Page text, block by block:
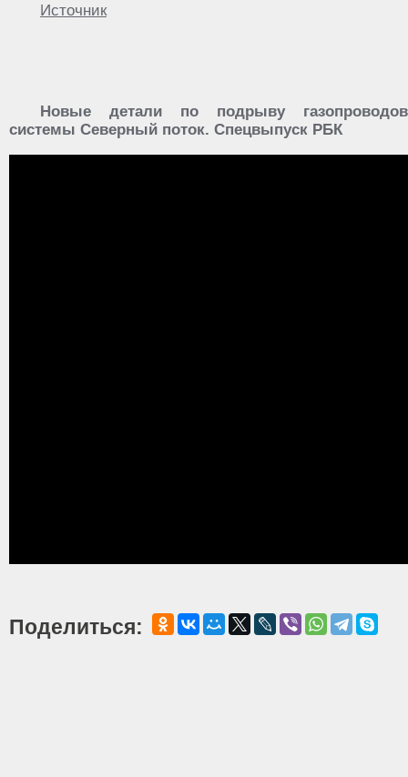
Источник
Новые детали по подрыву газопроводов
системы Северный поток. Спецвыпуск РБК
Поделиться: